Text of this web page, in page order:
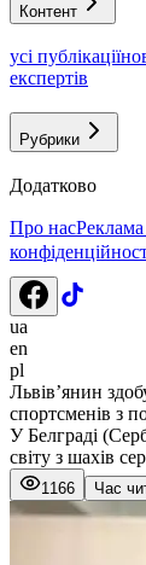
Контент
усі публікації
експертів
Рубрики
Додатково
Про нас
ua
en
pl
Львів’янин
спортсменів з
У Белграді
світу з шахів
1166 Час